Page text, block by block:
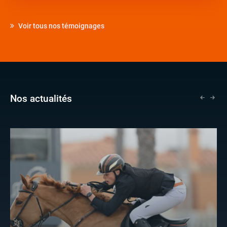
Voir tous nos témoignages
Nos actualités